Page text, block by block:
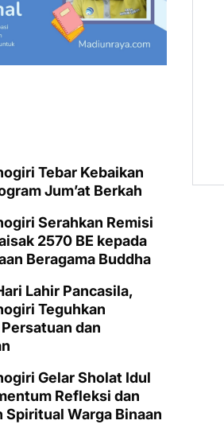
Tebar Kebaikan
Jum’at Berkah
Serahkan Remisi
2570 BE kepada
Beragama Buddha
Lahir Pancasila,
Teguhkan
dan
Gelar Sholat Idul
Refleksi dan
Spiritual Warga Binaan